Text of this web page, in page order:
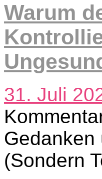
Warum
31. Juli
(Sondern